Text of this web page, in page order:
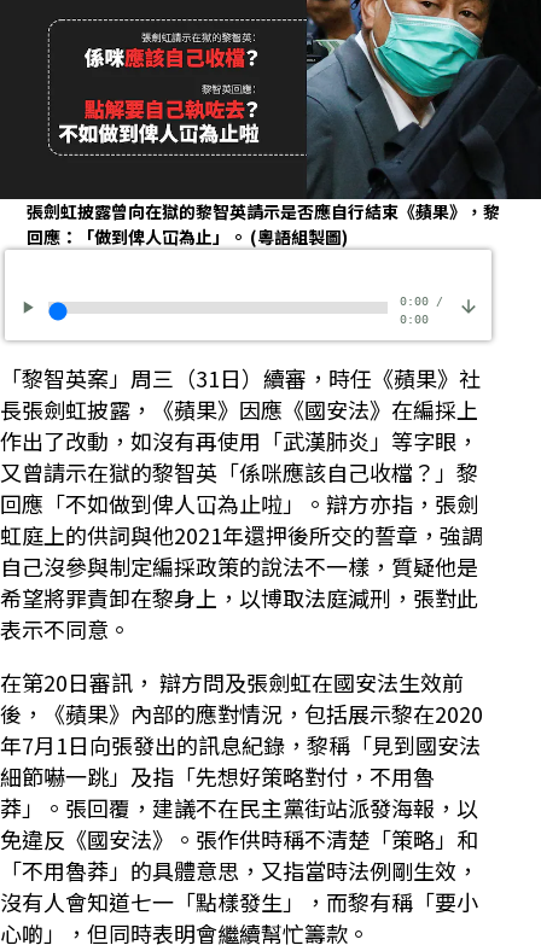
張劍虹披露曾向在獄的黎智英請示是否應自行結束《蘋果》，黎
回應：「做到俾人冚為止」。 (粵語組製圖)
0:00/
0:00
「黎智英案」周三（31日）續審，時任《蘋果》社
長張劍虹披露，《蘋果》因應《國安法》在編採上
作出了改動，如沒有再使用「武漢肺炎」等字眼，
又曾請示在獄的黎智英「係咪應該自己收檔？」黎
回應「不如做到俾人冚為止啦」。辯方亦指，張劍
虹庭上的供詞與他2021年還押後所交的誓章，強調
自己沒參與制定編採政策的說法不一樣，質疑他是
希望將罪責卸在黎身上，以博取法庭減刑，張對此
表示不同意。
在第20日審訊， 辯方問及張劍虹在國安法生效前
後，《蘋果》內部的應對情況，包括展示黎在2020
年7月1日向張發出的訊息紀錄，黎稱「見到國安法
細節嚇一跳」及指「先想好策略對付，不用魯
莽」。張回覆，建議不在民主黨街站派發海報，以
免違反《國安法》。張作供時稱不清楚「策略」和
「不用魯莽」的具體意思，又指當時法例剛生效，
沒有人會知道七一「點樣發生」，而黎有稱「要小
心啲」，但同時表明會繼續幫忙籌款。